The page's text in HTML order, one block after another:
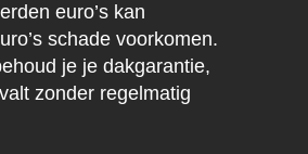
euro’s kan
schade voorkomen.
je je dakgarantie,
zonder regelmatig